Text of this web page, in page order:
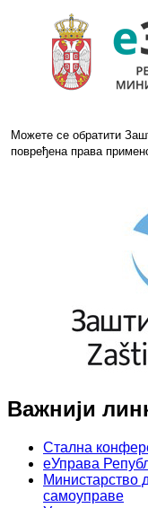
Можете се обратити
повређена права
Важнији
Стална
еУправа
Министарство
самоуправе